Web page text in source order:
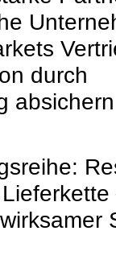
durch
absichern